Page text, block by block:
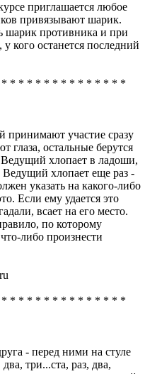
приглашается любое
привязывают шарик.
шарик противника и при
кого останется последний
* * * * * * * * * * * * * *
принимают участие сразу
глаза, остальные берутся
хлопает в ладоши,
Ведущий хлопает еще раз -
указать на какого-либо
Если ему удается это
всает на его место.
по которому
либо произнести
* * * * * * * * * * * * * *
- перед ними на стуле
три...ста, раз, два,